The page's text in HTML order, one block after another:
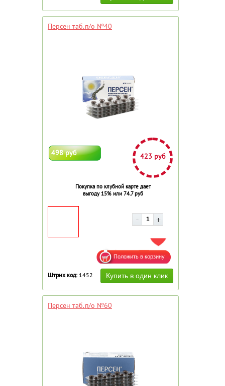
Персен таб.п/о №40
498 руб 423 руб
Покупка по клубной карте дает
выгоду 15% или 74.7 руб
ДОБАВИТЬ В ИЗБРАННОЕ
Штрих код: 1452
Персен таб.п/о №60